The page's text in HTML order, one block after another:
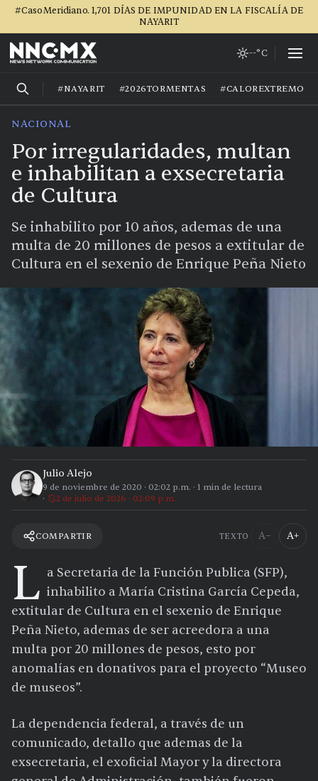
#CasoMeridiano. 1,701 DÍAS DE IMPUNIDAD EN LA FISCALÍA DE
NAYARIT
--°C
#NAYARIT #2026TORMENTAS #CALOREXTREMO
NACIONAL
Por irregularidades, multan
e inhabilitan a exsecretaria
de Cultura
Se inhabilito por 10 años, ademas de una
multa de 20 millones de pesos a extitular de
Cultura en el sexenio de Enrique Peña Nieto
Julio Alejo
9 de noviembre de 2020 · 02:02 p.m. · 1 min de lectura
2 de julio de 2026 · 02:09 p.m.
COMPARTIR TEXTO A− A+
L a Secretaria de la Función Publica (SFP),
inhabilito a María Cristina García Cepeda,
extitular de Cultura en el sexenio de Enrique
Peña Nieto, ademas de ser acreedora a una
multa por 20 millones de pesos, esto por
anomalías en donativos para el proyecto “Museo
de museos”.
La dependencia federal, a través de un
comunicado, detallo que ademas de la
exsecretaria, el exoficial Mayor y la directora